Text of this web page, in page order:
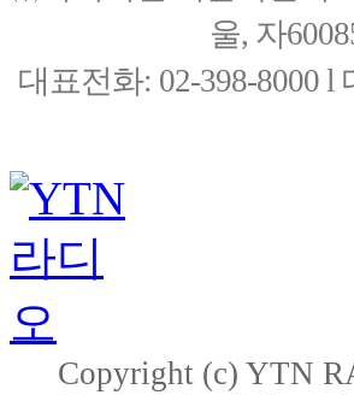
울, 자
대표전화: 02-398-8000
Copyright (c) YTN